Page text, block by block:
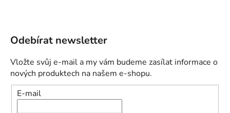
Odebírat newsletter
Vložte svůj e-mail a my vám budeme zasílat informace o
nových produktech na našem e-shopu.
E-mail